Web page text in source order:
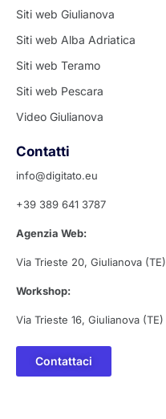
Siti web Giulianova
Siti web Alba Adriatica
Siti web Teramo
Siti web Pescara
Video Giulianova
Contatti
info@digitato.eu
+39 389 641 3787
Agenzia Web:
Via Trieste 20, Giulianova (TE)
Workshop:
Via Trieste 16, Giulianova (TE)
Contattaci